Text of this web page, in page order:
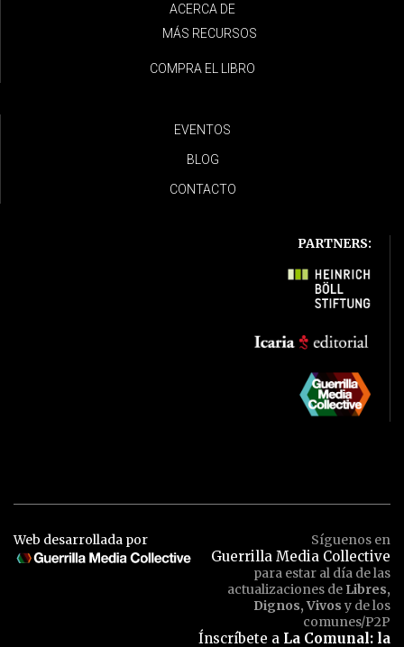
ACERCA DE
MÁS RECURSOS
COMPRA EL LIBRO
EVENTOS
BLOG
CONTACTO
PARTNERS:
Síguenos en
Guerrilla Media Collective
para estar al día de las
actualizaciones de Libres,
Dignos, Vivos y de los
comunes/P2P
Ínscríbete a La Comunal: la
Web desarrollada por